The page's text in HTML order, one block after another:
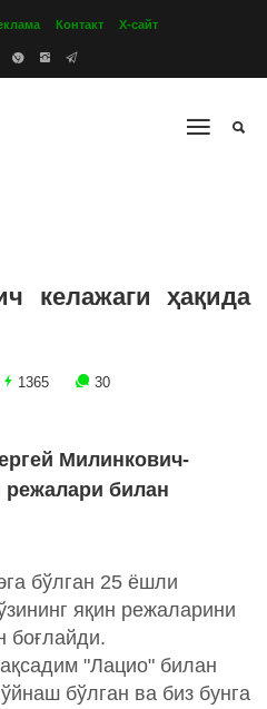
Контакт Х-сайт
келажаги ҳақида
1365 30
Милинкович-
режалари билан
бўлган 25 ёшли
яқин режаларини
боғлайди.
"Лацио" билан
бўлган ва биз бунга